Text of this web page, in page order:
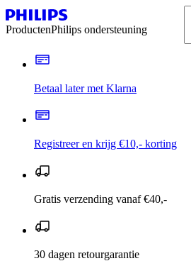
ProductenPhilips ondersteuning
Betaal later met Klarna
Registreer en krijg €10,- korting
Gratis verzending vanaf €40,-
30 dagen retourgarantie